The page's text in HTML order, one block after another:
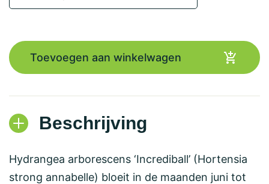
Toevoegen aan winkelwagen
Beschrijving
Hydrangea arborescens ‘Incrediball’ (Hortensia
strong annabelle) bloeit in de maanden juni tot